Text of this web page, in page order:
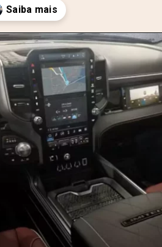
https://motorprime.com.br/1500-rev-nova-pickup-da-ram-chega-em-2025-em-outro-patamar/